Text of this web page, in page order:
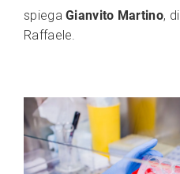
spiegaGianvito Martino,
Raffaele.